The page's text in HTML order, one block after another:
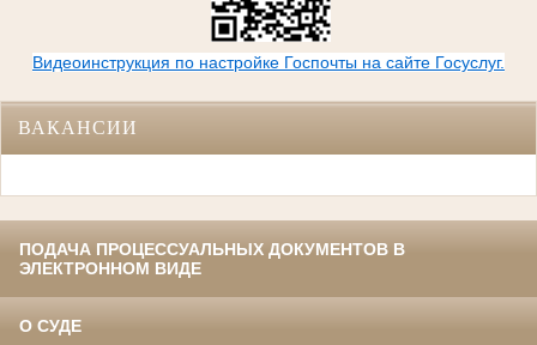
Видеоинструкция по настройке Госпочты на сайте Госуслуг.
ВАКАНСИИ
ПОДАЧА ПРОЦЕССУАЛЬНЫХ ДОКУМЕНТОВ В
ЭЛЕКТРОННОМ ВИДЕ
О СУДЕ